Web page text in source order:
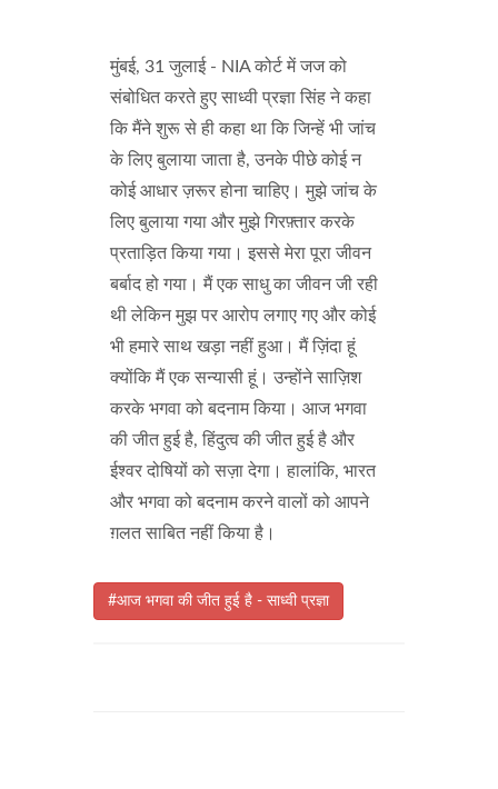
मुंबई, 31 जुलाई - NIA कोर्ट में जज को
संबोधित करते हुए साध्वी प्रज्ञा सिंह ने कहा
कि मैंने शुरू से ही कहा था कि जिन्हें भी जांच
के लिए बुलाया जाता है, उनके पीछे कोई न
कोई आधार ज़रूर होना चाहिए। मुझे जांच के
लिए बुलाया गया और मुझे गिरफ़्तार करके
प्रताड़ित किया गया। इससे मेरा पूरा जीवन
बर्बाद हो गया। मैं एक साधु का जीवन जी रही
थी लेकिन मुझ पर आरोप लगाए गए और कोई
भी हमारे साथ खड़ा नहीं हुआ। मैं ज़िंदा हूं
क्योंकि मैं एक सन्यासी हूं। उन्होंने साज़िश
करके भगवा को बदनाम किया। आज भगवा
की जीत हुई है, हिंदुत्व की जीत हुई है और
ईश्वर दोषियों को सज़ा देगा। हालांकि, भारत
और भगवा को बदनाम करने वालों को आपने
ग़लत साबित नहीं किया है।
#आज भगवा की जीत हुई है - साध्वी प्रज्ञा